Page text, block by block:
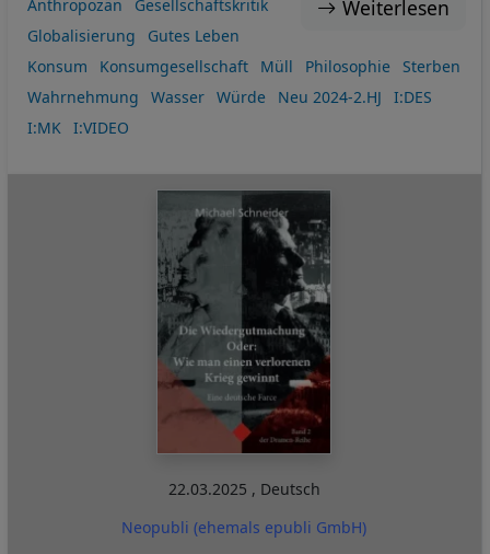
Weiterlesen
Anthropozän
Gesellschaftskritik
Globalisierung
Gutes Leben
Konsum
Konsumgesellschaft Müll Philosophie
Sterben
Wahrnehmung
Wasser Würde Neu 2024-2.HJ
I:DES
I:MK
I:VIDEO
22.03.2025 , Deutsch
Neopubli (ehemals epubli GmbH)